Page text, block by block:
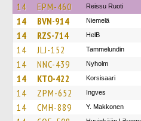
14 EPM-460 Reissu Ruoti
14 BVN-914 Niemelä
14 RZS-714 HelB
14 JLJ-152 Tammelundin
14 NNC-439 Nyholm
14 KTO-422 Korsisaari
14 ZPM-652 Ingves
14 CMH-889 Y. Makkonen